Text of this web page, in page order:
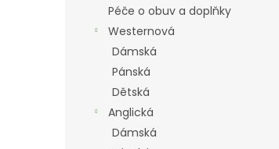
Péče o obuv a doplňky
Westernová
Dámská
Pánská
Dětská
Anglická
Dámská